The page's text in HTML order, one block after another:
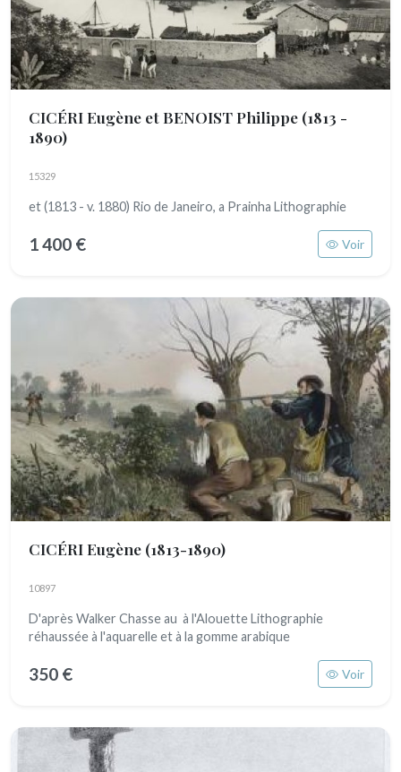
CICÉRI Eugène et BENOIST Philippe (1813 -
1890)
15329
et (1813 - v. 1880) Rio de Janeiro, a Prainha Lithographie
1 400 € Voir
CICÉRI Eugène (1813-1890)
10897
D'après Walker Chasse au à l'Alouette Lithographie
réhaussée à l'aquarelle et à la gomme arabique
350 € Voir